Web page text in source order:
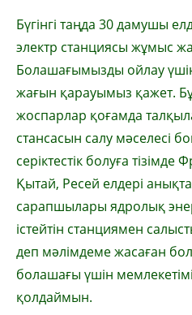
Бүгінгі таңда 30 дамушы
электр станциясы жұмыс
Болашағымызды ойлау
жағын қарауымыз қажет.
жоспарлар қоғамда
стансасын салу мәселесі
серіктестік болуға
Қытай, Ресей елдері
сарапшылары ядролық
істейтін станциямен
деп мәлімдеме жасаған
болашағы үшін
қолдаймын.